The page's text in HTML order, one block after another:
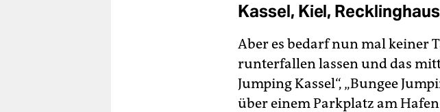
Kassel, Kiel,
Aber es bedarf nun mal keiner
runterfallen lassen und das
Jumping Kassel“, „Bungee
über einem Parkplatz am